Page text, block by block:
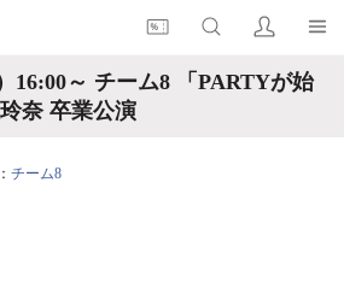
16:00～ チーム8 「PARTYが始
奈 卒業公演
チーム8